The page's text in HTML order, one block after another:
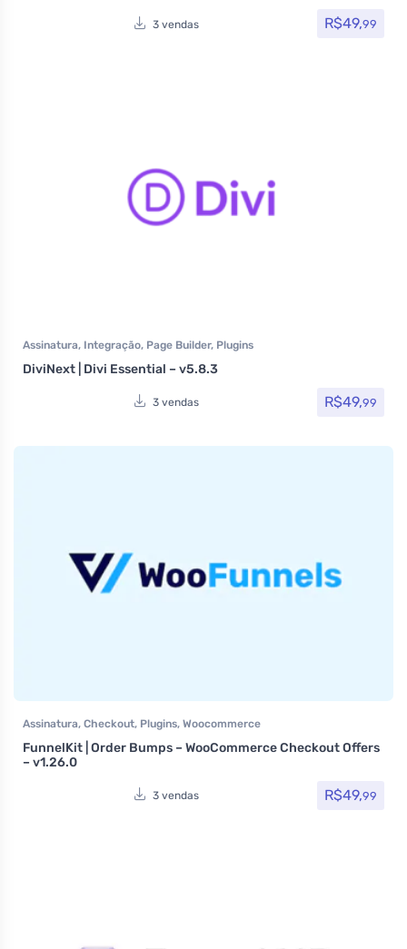
3 vendas R$49,99
Assinatura, Integração, Page Builder, Plugins
DiviNext | Divi Essential – v5.8.3
3 vendas R$49,99
Assinatura, Checkout, Plugins, Woocommerce
FunnelKit | Order Bumps – WooCommerce Checkout Offers
– v1.26.0
3 vendas R$49,99